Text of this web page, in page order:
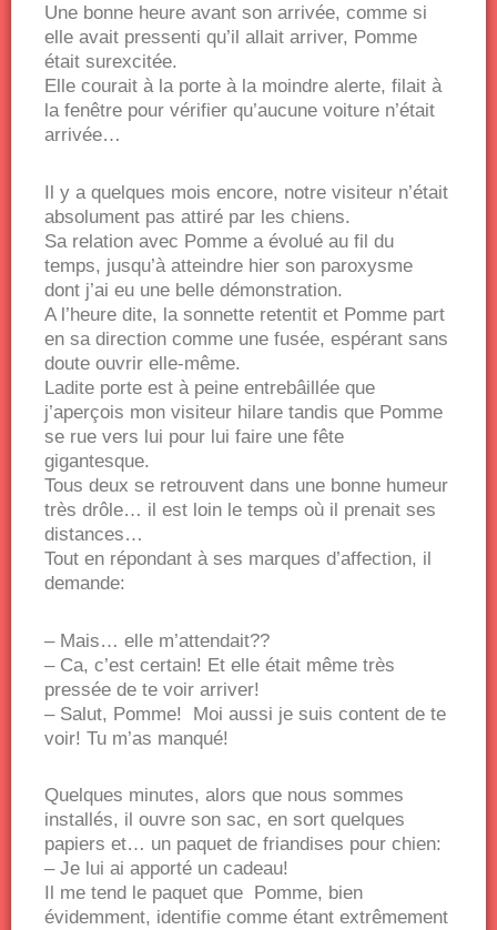
Une bonne heure avant son arrivée, comme si
elle avait pressenti qu’il allait arriver, Pomme
était surexcitée.
Elle courait à la porte à la moindre alerte, filait à
la fenêtre pour vérifier qu’aucune voiture n’était
arrivée…
Il y a quelques mois encore, notre visiteur n’était
absolument pas attiré par les chiens.
Sa relation avec Pomme a évolué au fil du
temps, jusqu’à atteindre hier son paroxysme
dont j’ai eu une belle démonstration.
A l’heure dite, la sonnette retentit et Pomme part
en sa direction comme une fusée, espérant sans
doute ouvrir elle-même.
Ladite porte est à peine entrebâillée que
j’aperçois mon visiteur hilare tandis que Pomme
se rue vers lui pour lui faire une fête
gigantesque.
Tous deux se retrouvent dans une bonne humeur
très drôle… il est loin le temps où il prenait ses
distances…
Tout en répondant à ses marques d’affection, il
demande:
– Mais… elle m’attendait??
– Ca, c’est certain! Et elle était même très
pressée de te voir arriver!
– Salut, Pomme! Moi aussi je suis content de te
voir! Tu m’as manqué!
Quelques minutes, alors que nous sommes
installés, il ouvre son sac, en sort quelques
papiers et… un paquet de friandises pour chien:
– Je lui ai apporté un cadeau!
Il me tend le paquet que Pomme, bien
évidemment, identifie comme étant extrêmement